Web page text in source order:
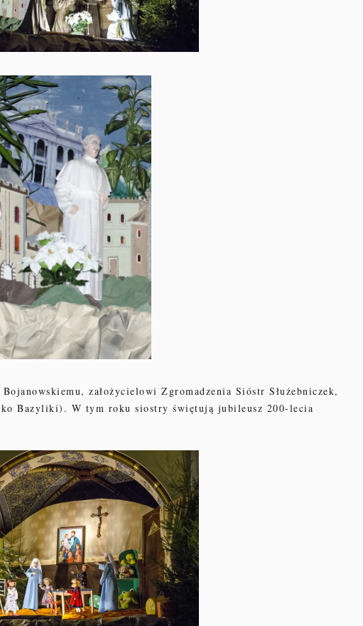
założycielowi Zgromadzenia Sióstr Służebniczek,
Bazyliki). W tym roku siostry świętują jubileusz 200-lecia